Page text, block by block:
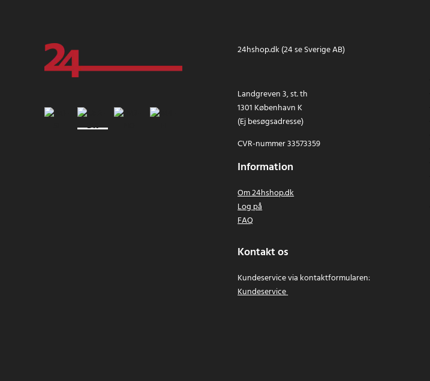
24hshop.dk (24 se Sverige AB)
Landgreven 3, st. th
1301 København K
(Ej besøgsadresse)
CVR-nummer 33573359
Information
Om 24hshop.dk
Log på
FAQ
Kontakt os
Kundeservice via kontaktformularen:
Kundeservice